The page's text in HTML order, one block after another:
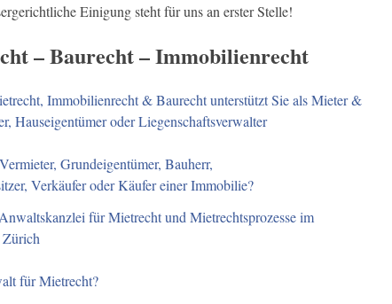
Einigung steht für uns an erster Stelle!
– Baurecht – Immobilienrecht
Immobilienrecht & Baurecht unterstützt Sie als Mieter &
Hauseigentümer oder Liegenschaftsverwalter
Grundeigentümer, Bauherr,
Verkäufer oder Käufer einer Immobilie?
für Mietrecht und Mietrechtsprozesse im
Zürich
für Mietrecht?